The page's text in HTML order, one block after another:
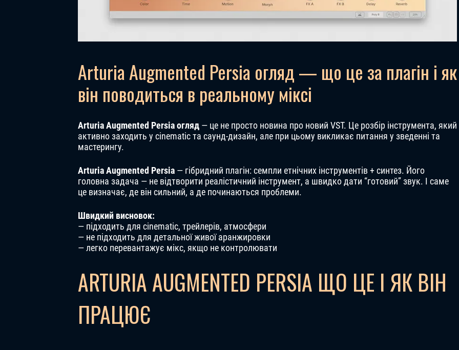
Arturia Augmented Persia огляд — що це за плагін і як
він поводиться в реальному міксі
Arturia Augmented Persia огляд — це не просто новина про новий VST. Це розбір інструмента, який
активно заходить у cinematic та саунд-дизайн, але при цьому викликає питання у зведенні та
мастерингу.
Arturia Augmented Persia — гібридний плагін: семпли етнічних інструментів + синтез. Його
головна задача — не відтворити реалістичний інструмент, а швидко дати “готовий” звук. І саме
це визначає, де він сильний, а де починаються проблеми.
Швидкий висновок:
— підходить для cinematic, трейлерів, атмосфери
— не підходить для детальної живої аранжировки
— легко перевантажує мікс, якщо не контролювати
ARTURIA AUGMENTED PERSIA ЩО ЦЕ І ЯК ВІН
ПРАЦЮЄ